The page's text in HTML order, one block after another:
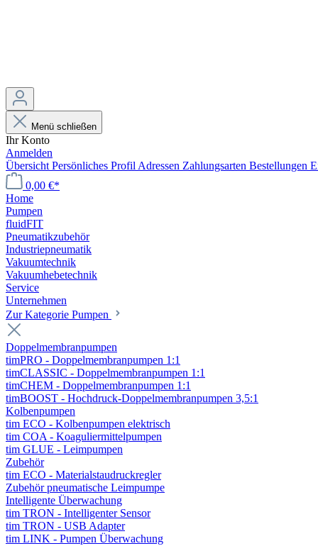
Menü schließen
Ihr Konto
Anmelden
Übersicht Persönliches Profil Adressen Zahlungsarten Bestellungen
0,00 €*
Home
Pumpen
fluidFIT
Pneumatikzubehör
Industriepneumatik
Vakuumtechnik
Vakuumhebetechnik
Service
Unternehmen
Zur Kategorie Pumpen
Doppelmembranpumpen
timPRO - Doppelmembranpumpen 1:1
timCLASSIC - Doppelmembranpumpen 1:1
timCHEM - Doppelmembranpumpen 1:1
timBOOST - Hochdruck-Doppelmembranpumpen 3,5:1
Kolbenpumpen
tim ECO - Kolbenpumpen elektrisch
tim COA - Koaguliermittelpumpen
tim GLUE - Leimpumpen
Zubehör
tim ECO - Materialstaudruckregler
Zubehör pneumatische Leimpumpe
Intelligente Überwachung
tim TRON - Intelligenter Sensor
tim TRON - USB Adapter
tim LINK - Pumpen Überwachung